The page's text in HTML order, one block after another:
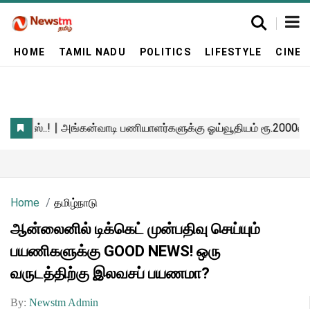
HOME TAMIL NADU POLITICS LIFESTYLE
Home தமிழ்நாடு
ஆன்லைனில் டிக்கெட் முன்பதிவு செய்யும்
பயணிகளுக்கு GOOD NEWS! ஒரு
வருடத்திற்கு இலவசப் பயணமா?
By: Newstm Admin